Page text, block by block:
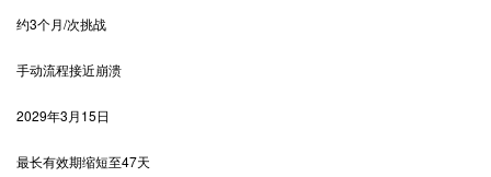
约3个月/次挑战
手动流程接近崩溃
2029年3月15日
最长有效期缩短至47天